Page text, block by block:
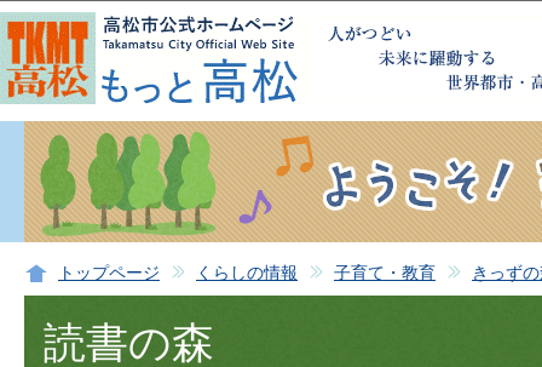
トップページ くらしの情報 子育て・教育 きっず
読書の森